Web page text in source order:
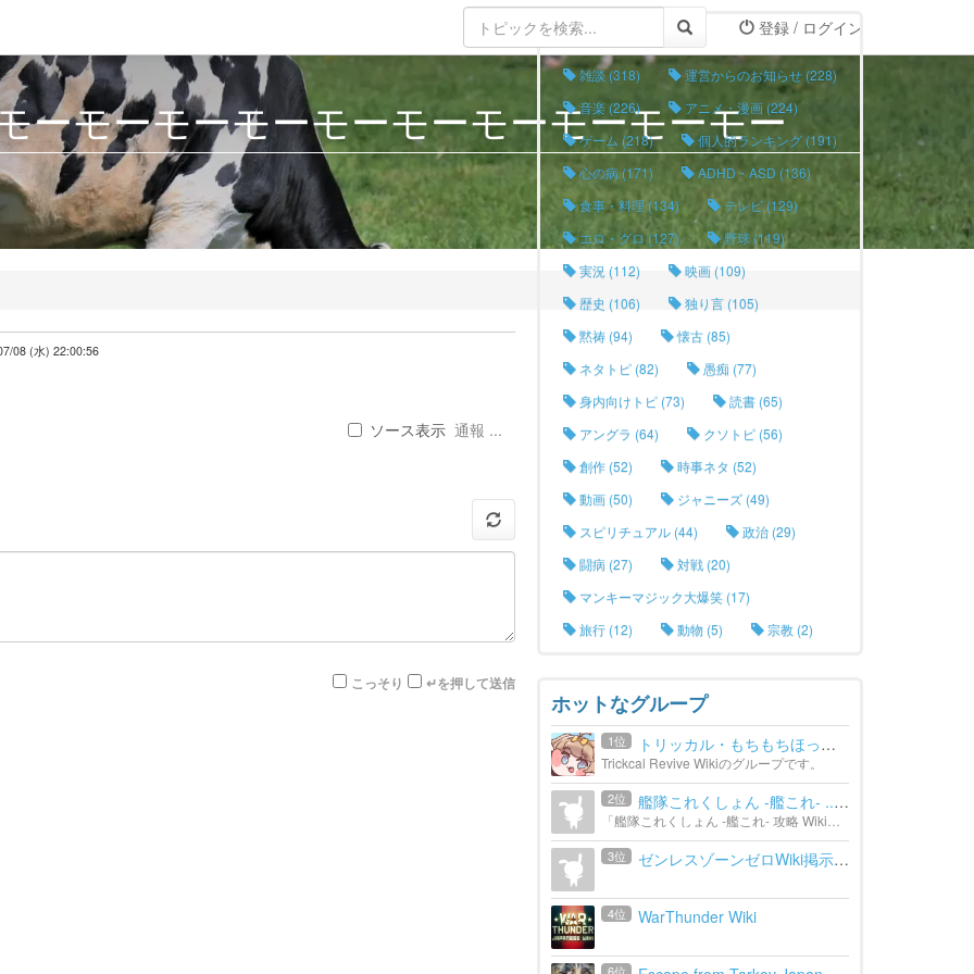
登録 / ログイン
ーモーモーモーモーモーモーモーモーモー
08 (水) 22:00:56
ソース表示 通報 ...
こっそり ↵を押して送信
タグリスト
雑談 (318)
運営からのお知らせ (228)
音楽 (226)
アニメ・漫画 (224)
ゲーム (218)
個人的ランキング (191)
心の病 (171)
ADHD・ASD (136)
食事・料理 (134)
テレビ (129)
エロ・グロ (127)
野球 (119)
実況 (112)
映画 (109)
歴史 (106)
独り言 (105)
黙祷 (94)
懐古 (85)
ネタトピ (82)
愚痴 (77)
身内向けトピ (73)
読書 (65)
アングラ (64)
クソトピ (56)
創作 (52)
時事ネタ (52)
動画 (50)
ジャニーズ (49)
スピリチュアル (44)
政治 (29)
闘病 (27)
対戦 (20)
マンキーマジック大爆笑 (17)
旅行 (12)
動物 (5) 宗教 (2)
ホットなグループ
1位 トリッカル・もちもちほっぺ...
Trickcal Revive Wikiのグループです。
2位 艦隊これくしょん -艦これ- ...
3位 ゼンレスゾーンゼロWiki掲示板
4位 WarThunder Wiki